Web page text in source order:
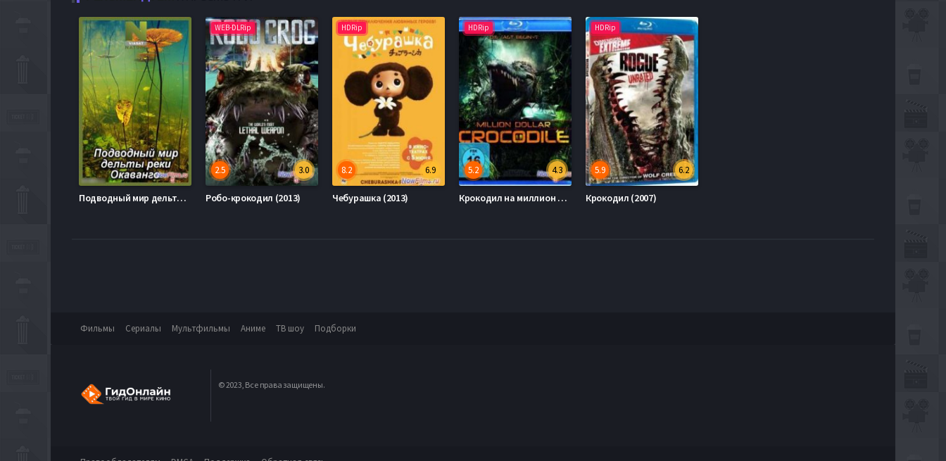
Подводный мир дельты реки Окаванго (2014)
WEB-DLRip
3.0
2.5
Робо-крокодил (2013)
HDRip
6.9
8.2
Чебурашка (2013)
HDRip
4.3
5.2
Крокодил на миллион долларов (2012)
HDRip
6.2
5.9
Крокодил (2007)
Фильмы Сериалы Мультфильмы Аниме ТВ шоу Подборки
© 2023, Все права защищены.